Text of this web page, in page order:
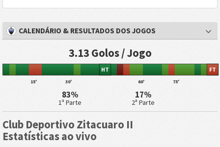
CALENDÁRIO & RESULTADOS DOS JOGOS
3.13 Golos / Jogo
15' 30'
HT
60' 75'
FT
83%
1ª Parte
17%
2ª Parte
Club Deportivo Zitacuaro II
Estatísticas ao vivo